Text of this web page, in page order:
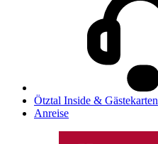
Ötztal Inside & Gästekarten
Anreise